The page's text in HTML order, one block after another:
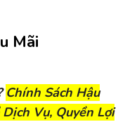
Mãi
Chính Sách Hậu
Dịch Vụ, Quyền Lợi